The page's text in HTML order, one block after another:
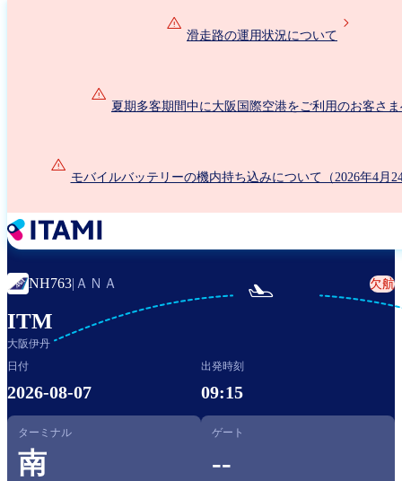
滑走路の運用状況について
夏期多客期間中に大阪国際空港をご利用のお客さ
モバイルバッテリーの機内持ち込みについて（2026年4月
NH763| ＡＮＡ 欠航
ITM
大阪伊丹

日付
2026-08-07
出発時刻
09:15
ターミナル
南
ゲート
--